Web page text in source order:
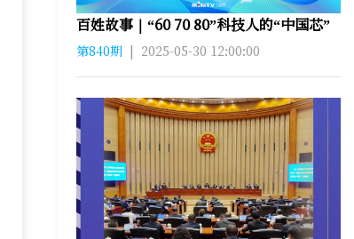
百姓故事｜“60 70 80”科技人的“中国芯”
第840期 | 2025-05-30 12:00:00